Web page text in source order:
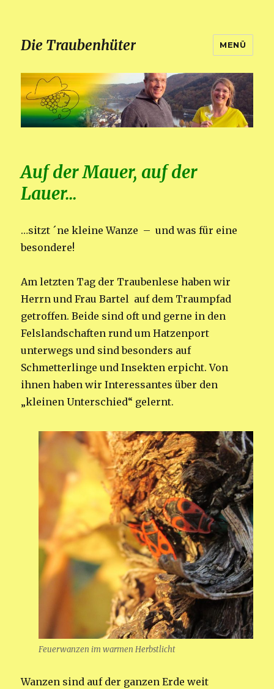
Die Traubenhüter MENÜ
Auf der Mauer, auf der
Lauer…
…sitzt ´ne kleine Wanze – und was für eine
besondere!
Am letzten Tag der Traubenlese haben wir
Herrn und Frau Bartel auf dem Traumpfad
getroffen. Beide sind oft und gerne in den
Felslandschaften rund um Hatzenport
unterwegs und sind besonders auf
Schmetterlinge und Insekten erpicht. Von
ihnen haben wir Interessantes über den
„kleinen Unterschied“ gelernt.
Feuerwanzen im warmen Herbstlicht
Wanzen sind auf der ganzen Erde weit